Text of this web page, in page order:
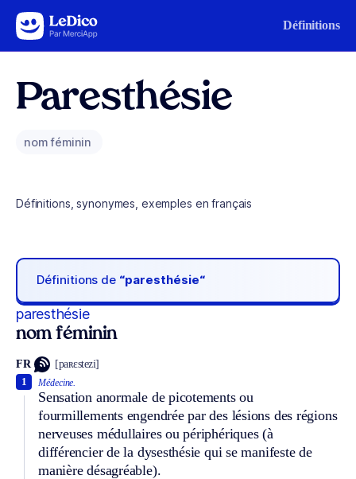
Aller au contenu Définitions
Paresthésie
nom féminin
Définitions, synonymes, exemples en français
Définitions de “paresthésie“
paresthésie
nom féminin
FR [paʀɛstezi]
Médecine.
Sensation anormale de picotements ou
fourmillements engendrée par des lésions des régions
nerveuses médullaires ou périphériques (à
différencier de la dysesthésie qui se manifeste de
manière désagréable).
1